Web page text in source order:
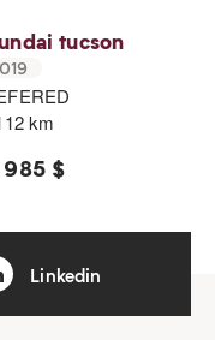
tucson
km
$
Linkedin